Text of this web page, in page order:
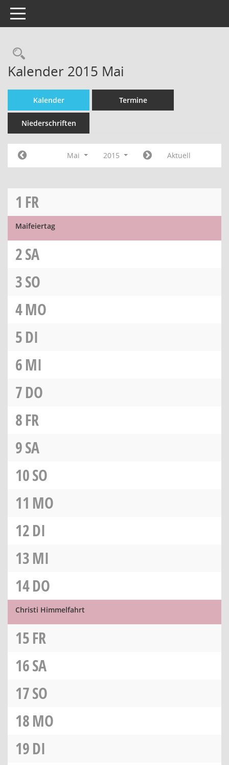
Toggle navigation
Kalender 2015 Mai
Kalender Termine
Niederschriften
Mai 2015 Aktuell
1 FR
Maifeiertag
2SA
3SO
4MO
5DI
6MI
7DO
8FR
9SA
10SO
11 MO
12DI
13MI
14DO
Christi Himmelfahrt
15FR
16SA
17SO
18MO
19DI